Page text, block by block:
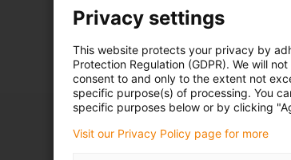
Privacy settings
This website protects your privacy by
Protection Regulation (GDPR). We will
consent to and only to the extent not
specific purpose(s) of processing. You
specific purposes below or by clicking
Visit our Privacy Policy page for more